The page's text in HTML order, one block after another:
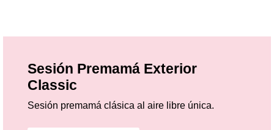
Sesión Premamá Exterior
Classic
Sesión premamá clásica al aire libre única.